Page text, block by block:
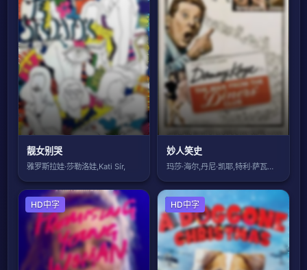
靓女别哭
雅罗斯拉娃·莎勒洛娃,Kati Sír,
妙人笑史
玛莎·海尔,丹尼·凯耶,特利·萨瓦拉斯
剧情片
HD中字 喜剧片
HD中字